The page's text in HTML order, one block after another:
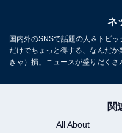
ネ
国内外のSNSで話題の人＆トピ
だけでちょっと得する、なんだ
きゃ）損」ニュースが盛りだくさ
関
All About